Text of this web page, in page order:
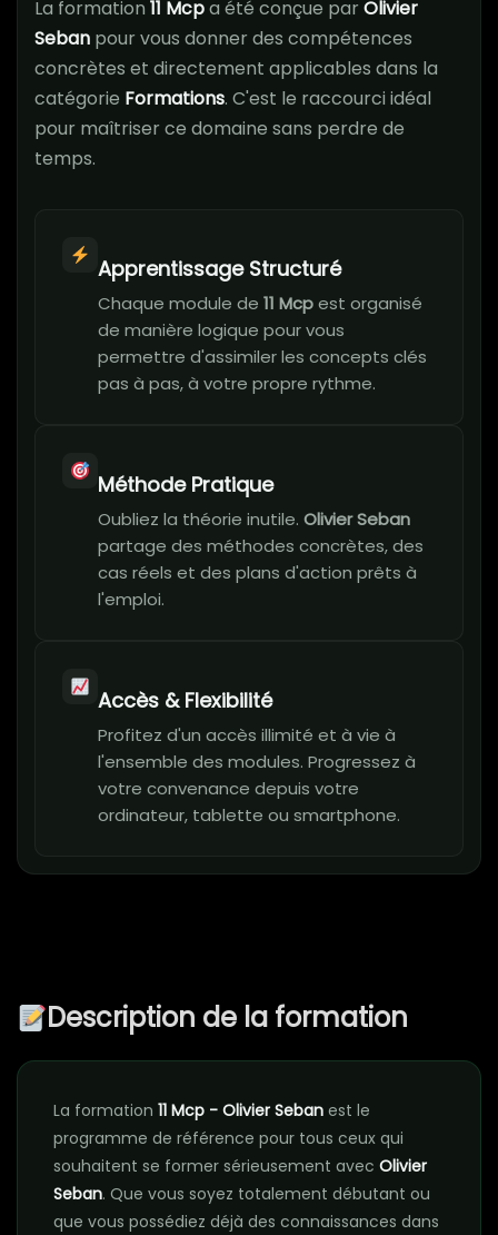
La formation 11 Mcpa été conçue parOlivier
Seban pour vous donner des compétences
concrètes et directement applicables dans la
catégorie Formations. C'est le raccourci idéal
pour maîtriser ce domaine sans perdre de
temps.
Apprentissage Structuré
Chaque module de 11 Mcpest organisé
de manière logique pour vous
permettre d'assimiler les concepts clés
pas à pas, à votre propre rythme.
Méthode Pratique
Oubliez la théorie inutile. Olivier Seban
partage des méthodes concrètes, des
cas réels et des plans d'action prêts à
l'emploi.
Accès & Flexibilité
Profitez d'un accès illimité et à vie à
l'ensemble des modules. Progressez à
votre convenance depuis votre
ordinateur, tablette ou smartphone.
Description de la formation
La formation 11 Mcp - Olivier Seban est le
programme de référence pour tous ceux qui
souhaitent se former sérieusement avec Olivier
Seban. Que vous soyez totalement débutant ou
que vous possédiez déjà des connaissances dans